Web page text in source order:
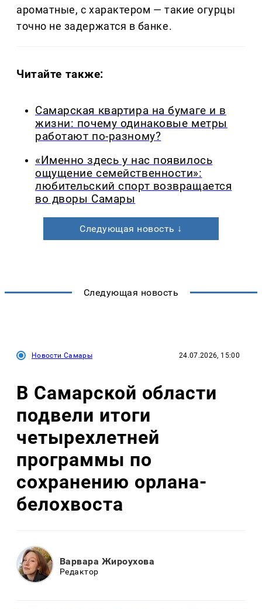
ароматные, с характером — такие огурцы
точно не задержатся в банке.
Читайте также:
Самарская квартира на бумаге и в
жизни: почему одинаковые метры
работают по-разному?
«Именно здесь у нас появилось
ощущение семейственности»:
любительский спорт возвращается
во дворы Самары
Следующая новость ↓
Следующая новость
Новости Самары 24.07.2026, 15:00
В Самарской области
подвели итоги
четырехлетней
программы по
сохранению орлана-
белохвоста
Варвара Жироухова
Редактор